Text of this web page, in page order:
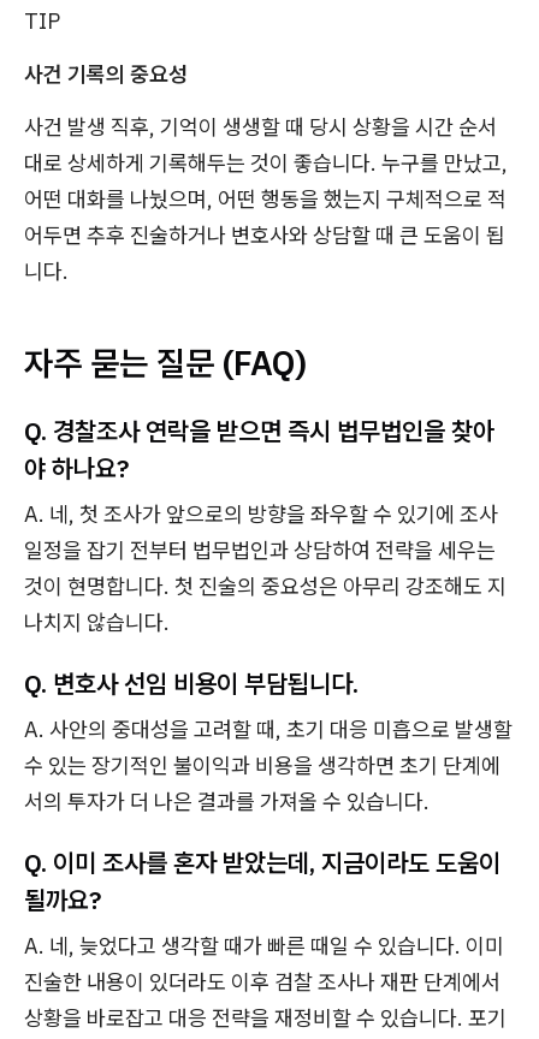
TIP
사건 기록의 중요성
사건 발생 직후, 기억이 생생할 때 당시 상황을 시간 순서
대로 상세하게 기록해두는 것이 좋습니다. 누구를 만났고,
어떤 대화를 나눴으며, 어떤 행동을 했는지 구체적으로 적
어두면 추후 진술하거나 변호사와 상담할 때 큰 도움이 됩
니다.
자주 묻는 질문 (FAQ)
Q. 경찰조사 연락을 받으면 즉시 법무법인을 찾아
야 하나요?
A. 네, 첫 조사가 앞으로의 방향을 좌우할 수 있기에 조사
일정을 잡기 전부터 법무법인과 상담하여 전략을 세우는
것이 현명합니다. 첫 진술의 중요성은 아무리 강조해도 지
나치지 않습니다.
Q. 변호사 선임 비용이 부담됩니다.
A. 사안의 중대성을 고려할 때, 초기 대응 미흡으로 발생할
수 있는 장기적인 불이익과 비용을 생각하면 초기 단계에
서의 투자가 더 나은 결과를 가져올 수 있습니다.
Q. 이미 조사를 혼자 받았는데, 지금이라도 도움이
될까요?
A. 네, 늦었다고 생각할 때가 빠른 때일 수 있습니다. 이미
진술한 내용이 있더라도 이후 검찰 조사나 재판 단계에서
상황을 바로잡고 대응 전략을 재정비할 수 있습니다. 포기